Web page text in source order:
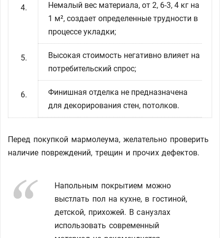
Немалый вес материала, от 2, 6-3, 4 кг на
1 м², создает определенные трудности в
процессе укладки;
Высокая стоимость негативно влияет на
потребительский спрос;
Финишная отделка не предназначена
для декорирования стен, потолков.
Перед покупкой мармолеума, желательно проверить
наличие повреждений, трещин и прочих дефектов.
Напольным покрытием можно
выстлать пол на кухне, в гостиной,
детской, прихожей. В санузлах
использовать современный